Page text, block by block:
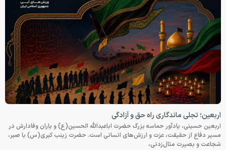
اربعین؛ تجلی ماندگاری راه حق و آزادگی
اربعین حسینی، یادآور حماسه بزرگ حضرت اباعبدالله الحسین(ع) و یاران وفادارش در
مسیر دفاع از حقیقت، عزت و ارزش‌های انسانی است. حضرت زینب کبری(س) با صبر،
شجاعت و بصیرت مثال‌زدنی،